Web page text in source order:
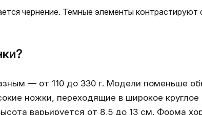
чернение. Темные элементы
— от 110 до 330 г. Модели поменьше
ножки, переходящие в широкое
варьируется от 8,5 до 13 см. Форма